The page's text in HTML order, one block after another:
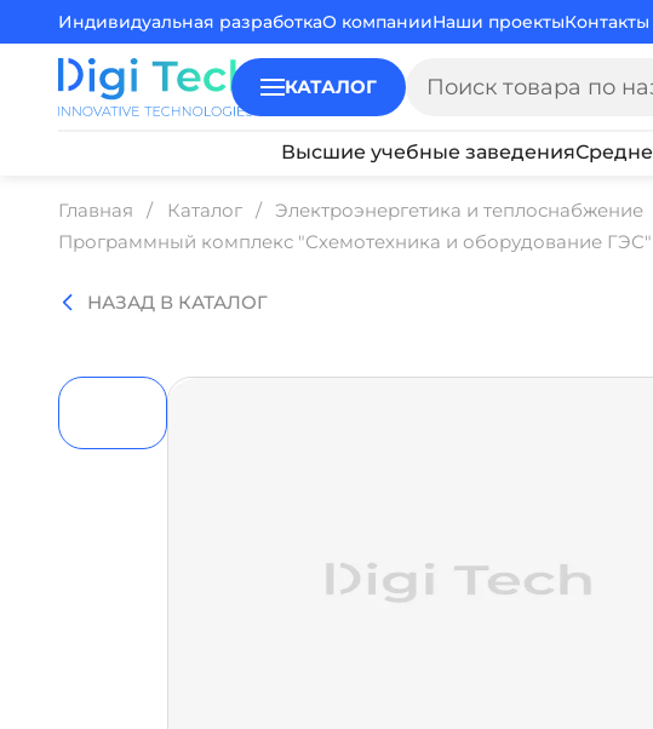
Индивидуальная разработкаО компанииНаши проектыКонтакты
КАТАЛОГ
Высшие учебные заведения
Главная Каталог Электроэнергетика и теплоснабжение
Программный комплекс "Схемотехника и оборудование ГЭС"
НАЗАД В КАТАЛОГ